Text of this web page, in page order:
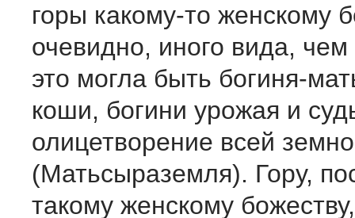
горы какому-то женскому
очевидно, иного вида,
это могла быть бо­гиня-
коши, богини урожая и
олицетворение всей
(Матьсыраземля). Гору,
такому женскому